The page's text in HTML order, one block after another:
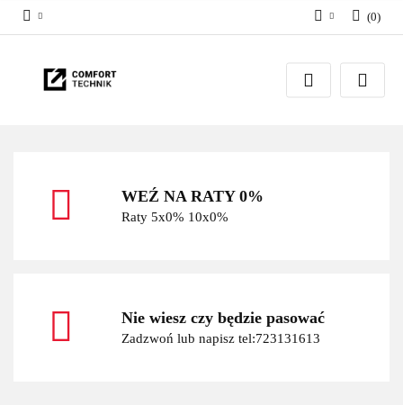
Zaloguj się
Zarejestruj się
(0)
WEŹ NA RATY 0%
Raty 5x0% 10x0%
Nie wiesz czy będzie pasować
Zadzwoń lub napisz tel:723131613